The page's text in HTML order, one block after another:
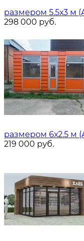
размером 5.5х3 м
298 000 руб.
размером 6х2.5 м
219 000 руб.